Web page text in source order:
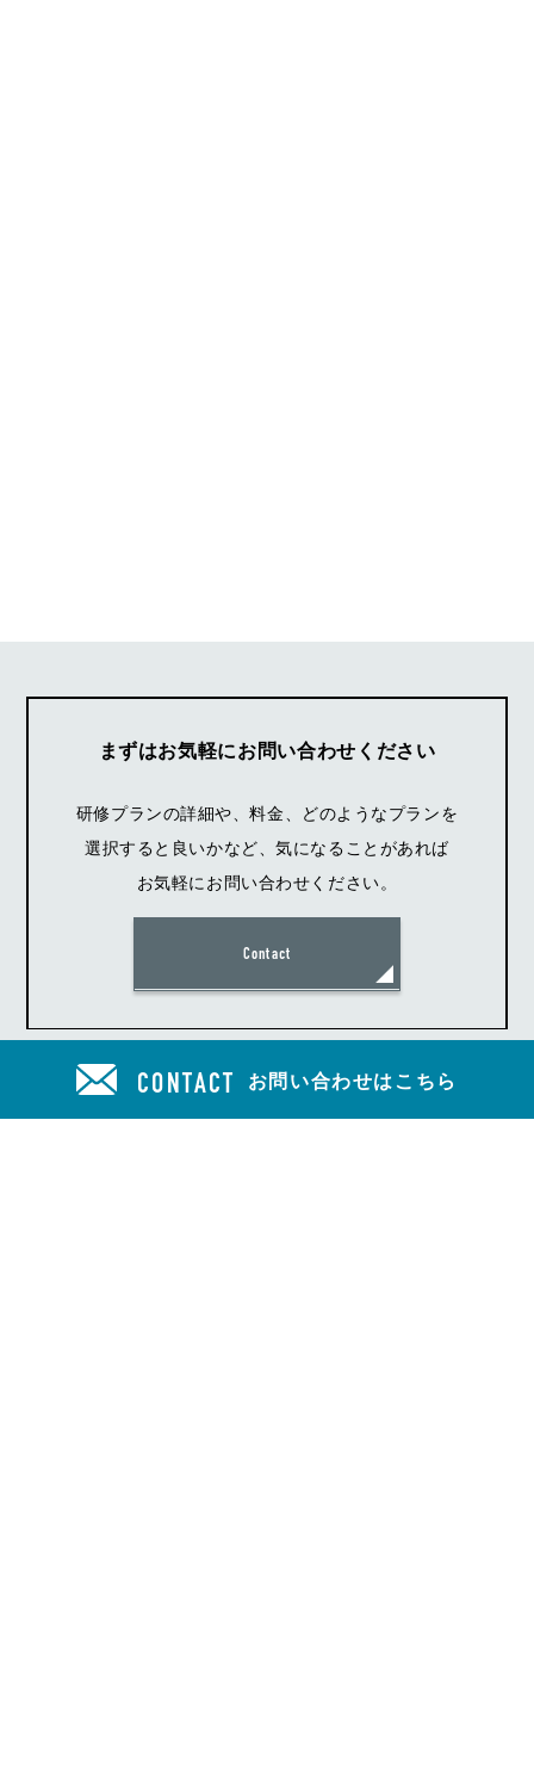
CONTACT お問い合わせはこちら
まずはお気軽にお問い合わせください
研修プランの詳細や、料金、どのようなプランを
選択すると良いかなど、気になることがあれば
お気軽にお問い合わせください。
Contact